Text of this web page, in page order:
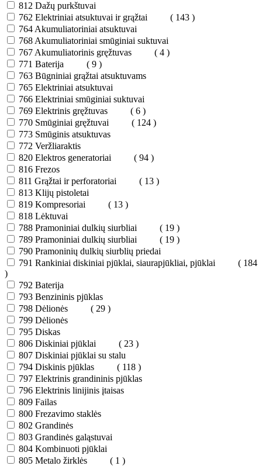
812 Dažų purkštuvai
762 Elektriniai atsuktuvai ir grąžtai
( 143 )
764 Akumuliatoriniai atsuktuvai
768 Akumuliatoriniai smūginiai suktuvai
767 Akumuliatorinis gręžtuvas
( 4 )
771 Baterija
( 9 )
763 Būgniniai grąžtai atsuktuvams
765 Elektriniai atsuktuvai
766 Elektriniai smūginiai suktuvai
769 Elektrinis gręžtuvas
( 6 )
770 Smūginiai gręžtuvai
( 124 )
773 Smūginis atsuktuvas
772 Veržliaraktis
820 Elektros generatoriai
( 94 )
816 Frezos
811 Grąžtai ir perforatoriai
( 13 )
813 Klijų pistoletai
819 Kompresoriai
( 13 )
818 Lėktuvai
788 Pramoniniai dulkių siurbliai
( 19 )
789 Pramoniniai dulkių siurbliai
( 19 )
790 Pramoninių dulkių siurblių priedai
791 Rankiniai diskiniai pjūklai, siaurapjūkliai, pjūklai
( 184
)
792 Baterija
793 Benzininis pjūklas
798 Dėlionės
( 29 )
799 Dėlionės
795 Diskas
806 Diskiniai pjūklai
( 23 )
807 Diskiniai pjūklai su stalu
794 Diskinis pjūklas
( 118 )
797 Elektrinis grandininis pjūklas
796 Elektrinis linijinis įtaisas
809 Failas
800 Frezavimo staklės
802 Grandinės
803 Grandinės galąstuvai
804 Kombinuoti pjūklai
805 Metalo žirklės
( 1 )